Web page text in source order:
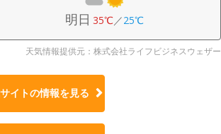
明日 35℃／25℃
天気情報提供元：株式会社ライフビジネスウェザー
イトの情報を見る